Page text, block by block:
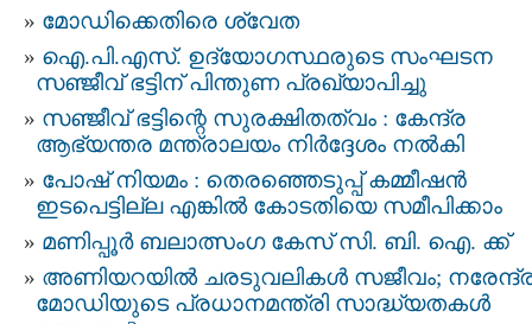
മോഡിക്കെതിരെ ശ്വേത
ഐ.പി.എസ്. ഉദ്യോഗസ്ഥരുടെ സംഘടന
സഞ്ജീവ് ഭട്ടിന് പിന്തുണ പ്രഖ്യാപിച്ചു
സഞ്ജീവ് ഭട്ടിന്റെ സുരക്ഷിതത്വം : കേന്ദ്ര
ആഭ്യന്തര മന്ത്രാലയം നിര്‍ദ്ദേശം നല്‍കി
പോഷ് നിയമം : തെരഞ്ഞെടുപ്പ് കമ്മീഷൻ
ഇടപെട്ടില്ല എങ്കിൽ കോടതിയെ സമീപിക്കാം
മണിപ്പൂര്‍ ബലാത്സംഗ കേസ് സി. ബി. ഐ. ക്ക്
അണിയറയില്‍ ചരടുവലികള്‍ സജീവം;
മോഡിയുടെ പ്രധാനമന്ത്രി സാദ്ധ്യതകള്‍